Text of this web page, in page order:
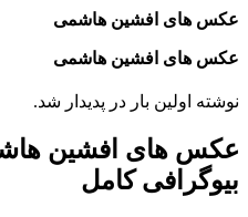
عکس های افشین هاشمی
عکس های افشین هاشمی
نوشته اولین بار در پدیدار شد.
عکس های افشین
بیوگرافی کامل